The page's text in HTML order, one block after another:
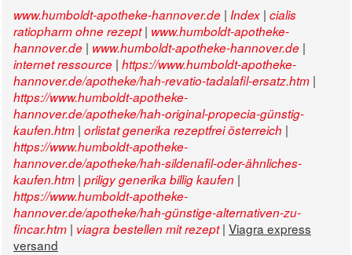
www.humboldt-apotheke-hannover.de | Index | cialis
ratiopharm ohne rezept| www.humboldt-apotheke-
hannover.de | www.humboldt-apotheke-hannover.de |
internet ressource | https://www.humboldt-apotheke-
hannover.de/apotheke/hah-revatio-tadalafil-ersatz.htm |
https://www.humboldt-apotheke-
hannover.de/apotheke/hah-original-propecia-günstig-
kaufen.htm | orlistat generika rezeptfrei österreich |
https://www.humboldt-apotheke-
hannover.de/apotheke/hah-sildenafil-oder-ähnliches-
kaufen.htm | priligy generika billig kaufen |
https://www.humboldt-apotheke-
hannover.de/apotheke/hah-günstige-alternativen-zu-
fincar.htm | viagra bestellen mit rezept| Viagra express
versand